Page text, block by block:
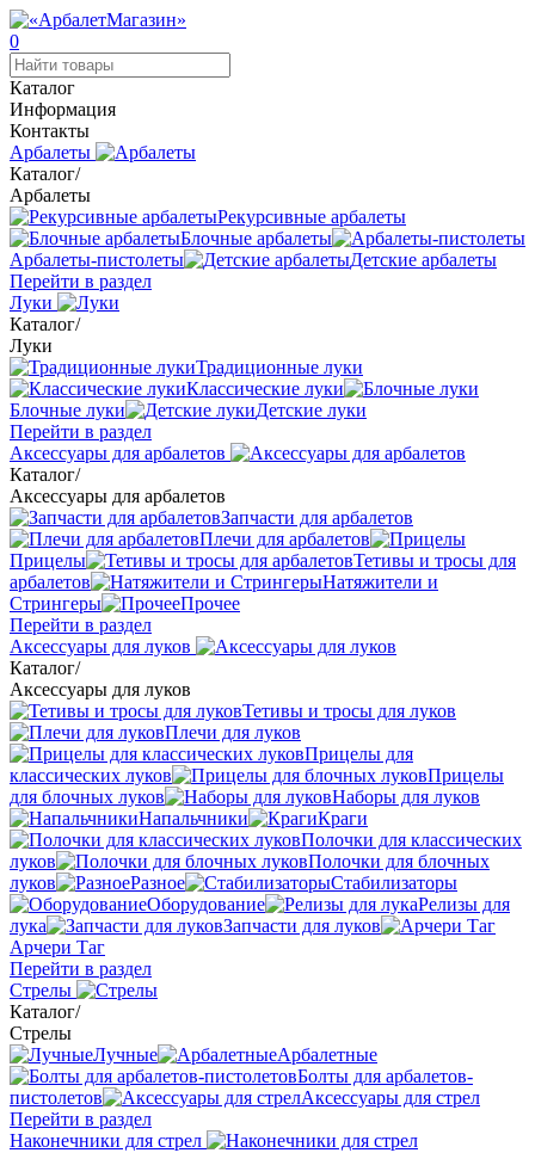
0
Каталог
Информация
Контакты
Арбалеты
Каталог/
Арбалеты
Рекурсивные арбалеты
Блочные арбалеты
Арбалеты-пистолеты
Детские арбалеты
Перейти в раздел
Луки
Каталог/
Луки
Традиционные луки
Классические луки
Блочные луки
Детские луки
Перейти в раздел
Аксессуары для арбалетов
Каталог/
Аксессуары для арбалетов
Запчасти для арбалетов
Плечи для арбалетов
Прицелы
Тетивы и тросы для
арбалетов
Натяжители и
Стрингеры
Прочее
Перейти в раздел
Аксессуары для луков
Каталог/
Аксессуары для луков
Тетивы и тросы для луков
Плечи для луков
Прицелы для
классических луков
Прицелы
для блочных луков
Наборы для луков
Напальчники
Краги
Полочки для классических
луков
Полочки для блочных
луков
Разное
Стабилизаторы
Оборудование
Релизы для
лука
Запчасти для луков
Арчери Таг
Перейти в раздел
Стрелы
Каталог/
Стрелы
Лучные
Арбалетные
Болты для арбалетов-
пистолетов
Аксессуары для стрел
Перейти в раздел
Наконечники для стрел